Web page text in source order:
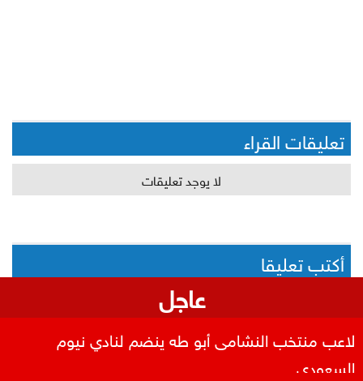
تعليقات القراء
لا يوجد تعليقات
أكتب تعليقا
لا يمكن اضافة تعليق جديد
عاجل
لاعب منتخب النشامى أبو طه ينضم لنادي نيوم
السعودي